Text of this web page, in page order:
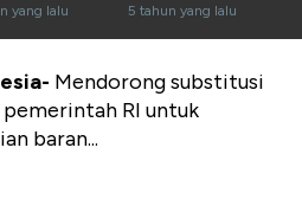
yang lalu
Manufaktur RP
1.048 T
5 tahun yang lalu
Mendorong substitusi
RI untuk
baran...